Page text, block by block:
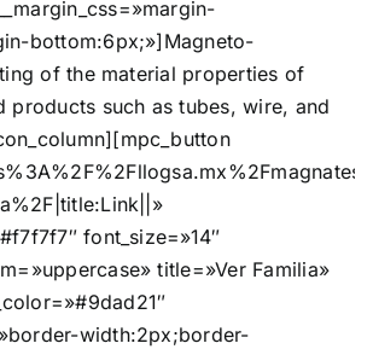
bottom:6px;»]Magneto-
of the material properties of
products such as tubes, wire, and
font_size=»14″
title=»Ver Familia»
width:2px;border-